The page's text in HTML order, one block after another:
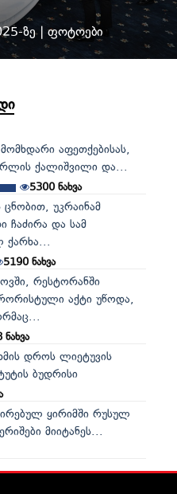
ზე | ფოტოები
აფეთქებისას,
ქალიშვილი და...
5300ნახვა
უკრაინამ
ჩაძირა და სამ
ქარხა...
5190ნახვა
რესტორანში
აქტი უწოდა,
ნახვა
დროს ლიეტუვის
ბუდრისი
ყირიმში რუსულ
მიიტანეს...